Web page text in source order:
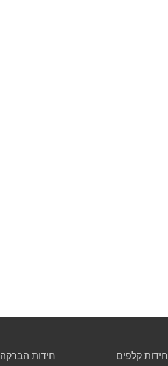
חידות קלפים חידות הברקה